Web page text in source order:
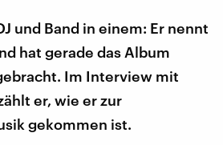
und Band in einem: Er nennt
hat gerade das Album
Im Interview mit
er, wie er zur
gekommen ist.